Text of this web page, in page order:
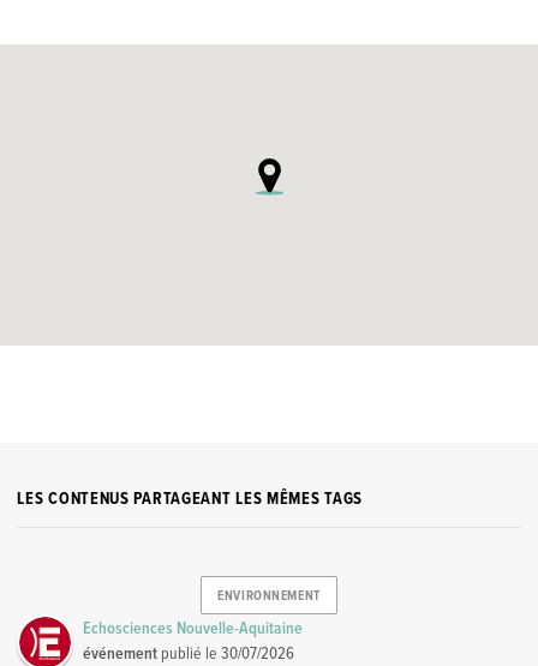
LES CONTENUS PARTAGEANT LES MÊMES TAGS
ENVIRONNEMENT
Echosciences Nouvelle-Aquitaine
événement publié le30/07/2026